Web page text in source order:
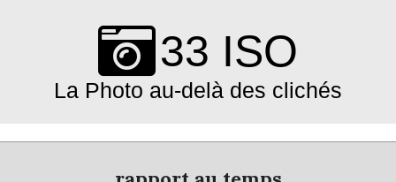
33 ISO
La Photo au-delà des clichés
Primary